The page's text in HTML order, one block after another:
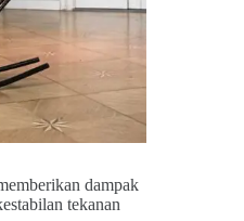
dampak
tekanan